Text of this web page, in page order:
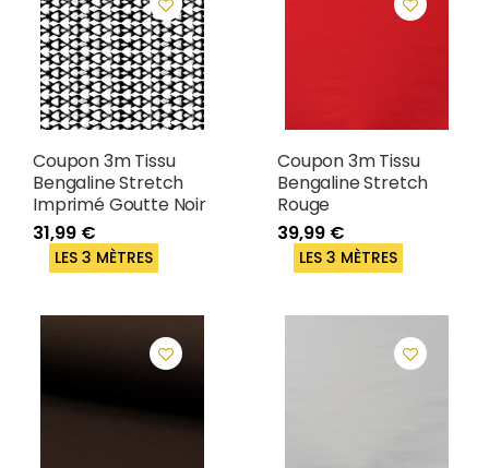
Coupon 3m Tissu
Bengaline Stretch
Imprimé Goutte Noir
31,99 €
LES 3 MÈTRES
Coupon 3m Tissu
Bengaline Stretch
Rouge
39,99 €
LES 3 MÈTRES